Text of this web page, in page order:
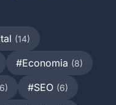
(14)
#Economia (8)
#SEO (6)